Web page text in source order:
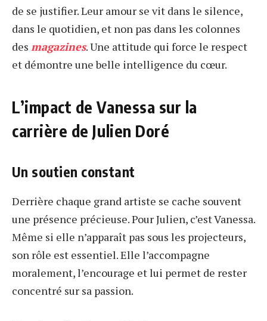
de se justifier. Leur amour se vit dans le silence,
dans le quotidien, et non pas dans les colonnes
des magazines. Une attitude qui force le respect
et démontre une belle intelligence du cœur.
L’impact de Vanessa sur la
carrière de Julien Doré
Un soutien constant
Derrière chaque grand artiste se cache souvent
une présence précieuse. Pour Julien, c’est Vanessa.
Même si elle n’apparaît pas sous les projecteurs,
son rôle est essentiel. Elle l’accompagne
moralement, l’encourage et lui permet de rester
concentré sur sa passion.